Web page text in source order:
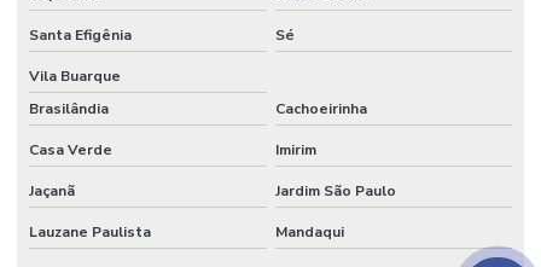
Papel seda branco
Papel de seda colorido
Papel seda dourado
Papel veludo
Santa Efigênia Sé
Vila Buarque
Brasilândia
Cachoeirinha
Casa Verde Imirim
Jaçanã Jardim São Paulo
Lauzane Paulista Mandaqui